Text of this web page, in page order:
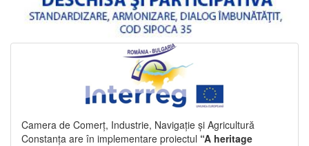
Camera de Comerț, Industrie, Navigație și Agricultură
Constanța are în implementare proiectul “A heritage